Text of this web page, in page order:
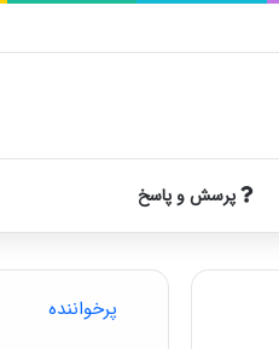
پرسش و پاسخ
پرخواننده